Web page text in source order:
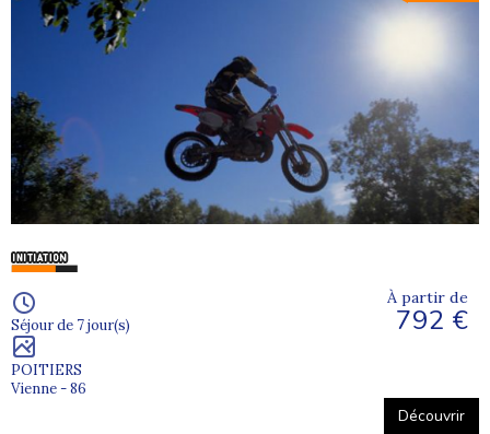
Séjour de 7 jour(s)
POITIERS
Vienne - 86
À partir de
792 €
Découvrir